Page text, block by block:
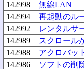
142998
無線LAN
142994
再起動のル
142992
レンタルサ
142989
スクロール
142988
アクロバッ
142986
ソフトの削